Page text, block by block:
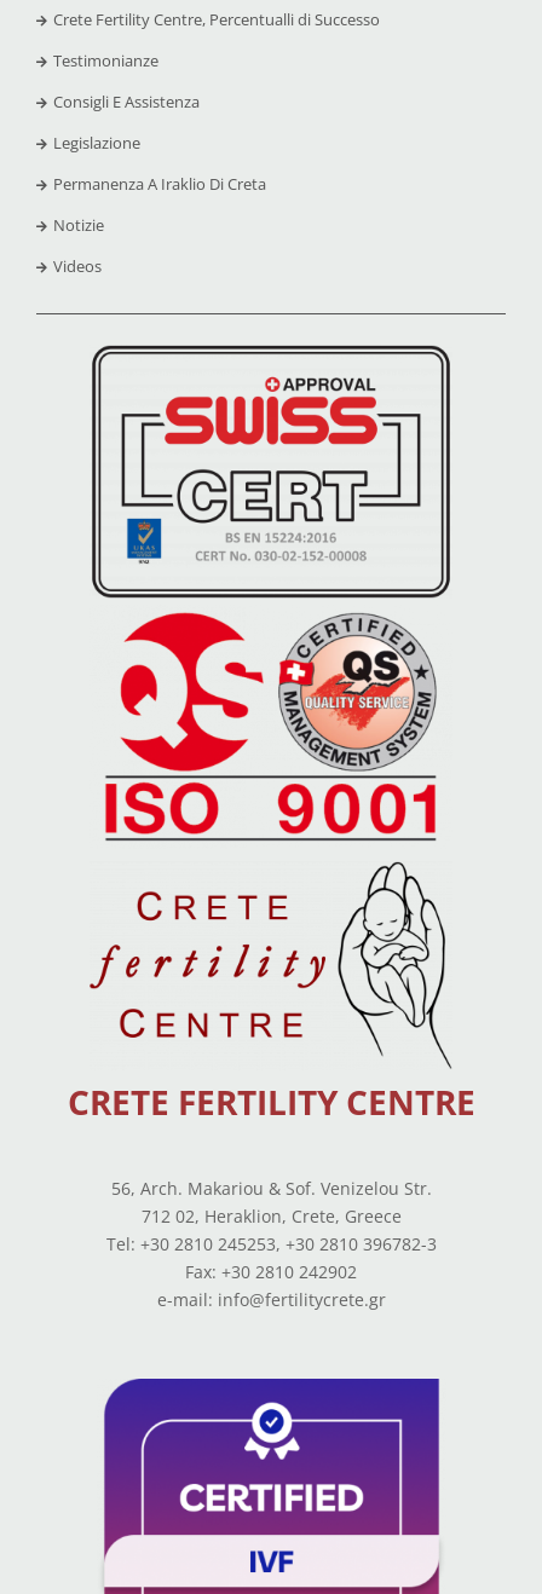
Crete Fertility Centre, Percentualli di Successo
Testimonianze
Consigli E Assistenza
Legislazione
Permanenza A Iraklio Di Creta
Notizie
Videos
CRETE FERTILITY CENTRE
56, Arch. Makariou & Sof. Venizelou Str.
712 02, Heraklion, Crete, Greece
Tel: +30 2810 245253, +30 2810 396782-3
Fax: +30 2810 242902
e-mail: info@fertilitycrete.gr